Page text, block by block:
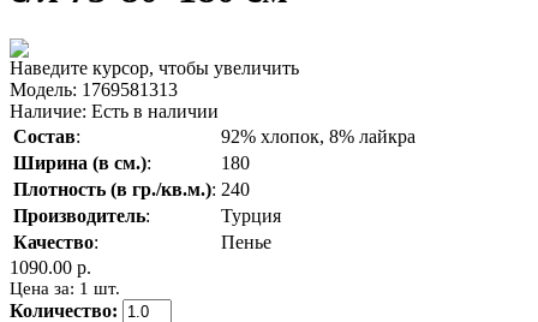
Наведите курсор, чтобы увеличить
Модель: 1769581313
Наличие: Есть в наличии
Состав:
92% хлопок, 8% лайкра
Ширина (в см.):
180
Плотность (в гр./кв.м.): 240
Производитель:
Турция
Качество:
Пенье
1090.00 р.
Цена за: 1 шт.
Количество: